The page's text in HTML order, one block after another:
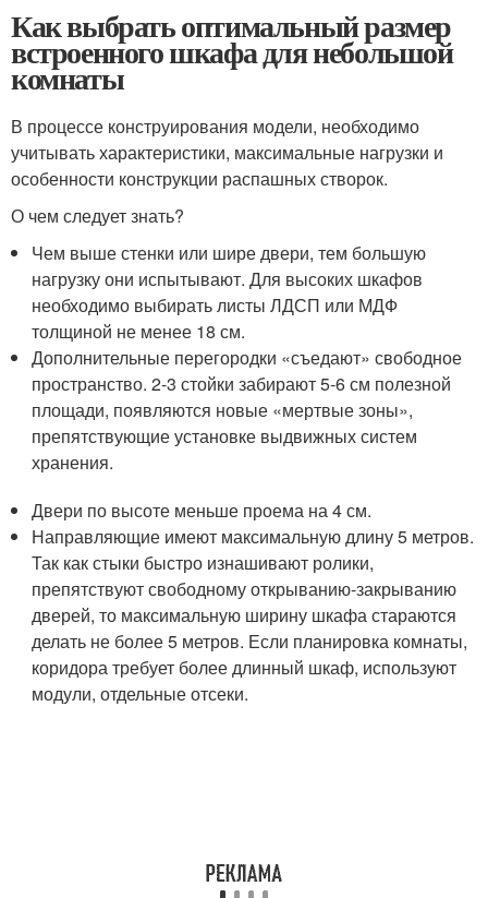
Как выбрать оптимальный размер
встроенного шкафа для небольшой
комнаты
В процессе конструирования модели, необходимо
учитывать характеристики, максимальные нагрузки и
особенности конструкции распашных створок.
О чем следует знать?
Чем выше стенки или шире двери, тем большую
нагрузку они испытывают. Для высоких шкафов
необходимо выбирать листы ЛДСП или МДФ
толщиной не менее 18 см.
Дополнительные перегородки «съедают» свободное
пространство. 2-3 стойки забирают 5-6 см полезной
площади, появляются новые «мертвые зоны»,
препятствующие установке выдвижных систем
хранения.
Двери по высоте меньше проема на 4 см.
Направляющие имеют максимальную длину 5 метров.
Так как стыки быстро изнашивают ролики,
препятствуют свободному открыванию-закрыванию
дверей, то максимальную ширину шкафа стараются
делать не более 5 метров. Если планировка комнаты,
коридора требует более длинный шкаф, используют
модули, отдельные отсеки.